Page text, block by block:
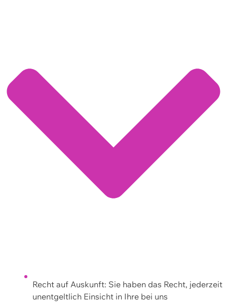
Recht auf Auskunft: Sie haben das Recht, jederzeit
unentgeltlich Einsicht in Ihre bei uns